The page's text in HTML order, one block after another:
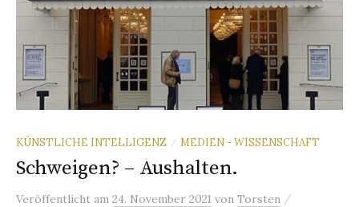
KÜNSTLICHE INTELLIGENZ / MEDIEN - WISSENSCHAFT
Schweigen? – Aushalten.
Veröffentlicht am 24. November 2021 von Torsten /